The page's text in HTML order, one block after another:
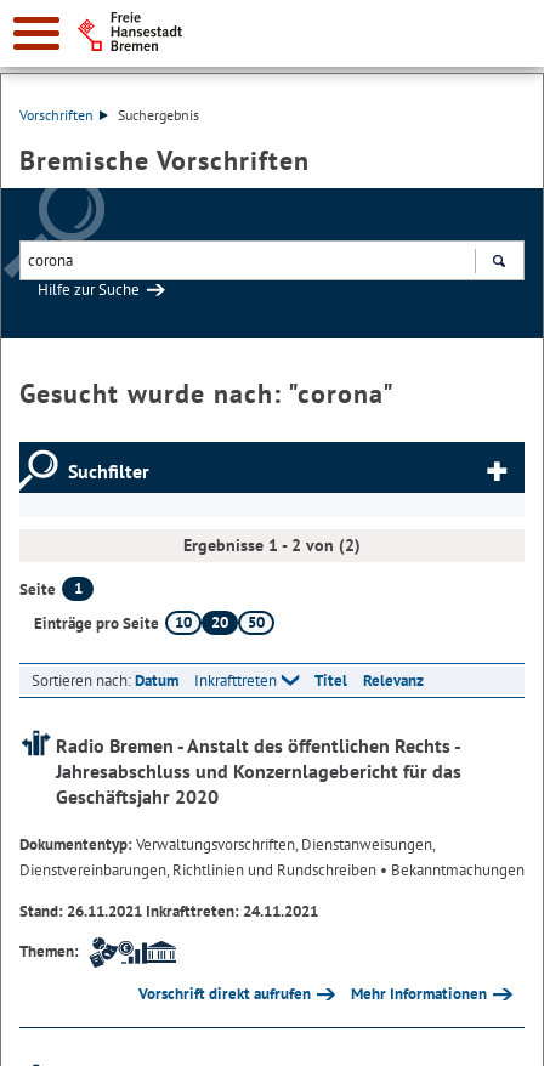
Vorschriften Suchergebnis
Bremische Vorschriften
Hilfe zur Suche
Gesucht wurde nach: "corona"
Suchfilter
Ergebnisse 1 - 2 von (2)
Seite
1
Einträge pro Seite
10 20 50
Sortieren nach:Datum Inkrafttreten Titel Relevanz
Radio Bremen - Anstalt des öffentlichen Rechts -
Jahresabschluss und Konzernlagebericht für das
Geschäftsjahr 2020
Dokumententyp:Verwaltungsvorschriften, Dienstanweisungen,
Dienstvereinbarungen, Richtlinien und Rundschreiben • Bekanntmachungen
Stand: 26.11.2021 Inkrafttreten: 24.11.2021
Themen:
Vorschrift direkt aufrufen Mehr Informationen